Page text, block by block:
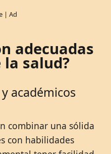
adecuadas
la salud?
académicos
combinar una sólida
con habilidades